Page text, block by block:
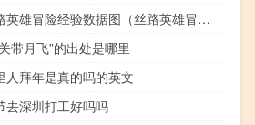
丝路英雄冒险经验数据图（丝路英雄冒险数据）
带月飞”的出处是哪里
人拜年是真的吗的英文
去深圳打工好吗吗